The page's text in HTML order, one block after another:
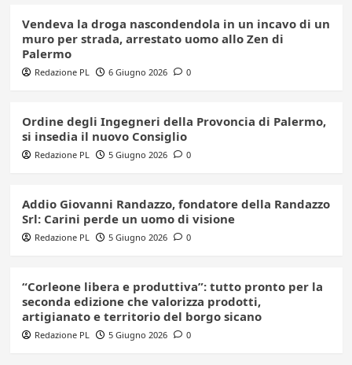
Vendeva la droga nascondendola in un incavo di un
muro per strada, arrestato uomo allo Zen di
Palermo
Redazione PL 6 Giugno 2026 0
Ordine degli Ingegneri della Provoncia di Palermo,
si insedia il nuovo Consiglio
Redazione PL 5 Giugno 2026 0
Addio Giovanni Randazzo, fondatore della Randazzo
Srl: Carini perde un uomo di visione
Redazione PL 5 Giugno 2026 0
“Corleone libera e produttiva”: tutto pronto per la
seconda edizione che valorizza prodotti,
artigianato e territorio del borgo sicano
Redazione PL 5 Giugno 2026 0